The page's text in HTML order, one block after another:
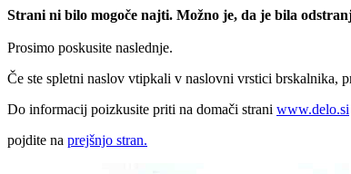
Strani ni bilo mogoče najti. Možno je, da je bila
Prosimo poskusite naslednje.
Če ste spletni naslov vtipkali v naslovni vrstici brskalnika,
Do informacij poizkusite priti na domači strani www.delo.si
pojdite na prejšnjo stran.